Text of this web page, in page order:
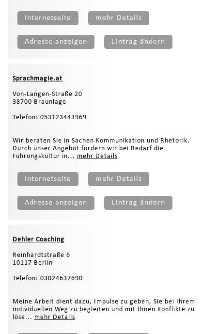
Internetseite mehr Details
Adresse anzeigen Eintrag ändern
Sprachmagie.at
Von-Langen-Straße 20
38700 Braunlage
Telefon: 053123443969
Wir beraten Sie in Sachen Kommunikation und Rhetorik.
Durch unser Angebot fördern wir bei Bedarf die
Führungskultur in... mehr Details
Internetseite mehr Details
Adresse anzeigen Eintrag ändern
Dehler Coaching
Reinhardtstraße 6
10117 Berlin
Telefon: 03024637690
Meine Arbeit dient dazu, Impulse zu geben, Sie bei Ihrem
individuellen Weg zu begleiten und mit Ihnen Konflikte zu
löse... mehr Details